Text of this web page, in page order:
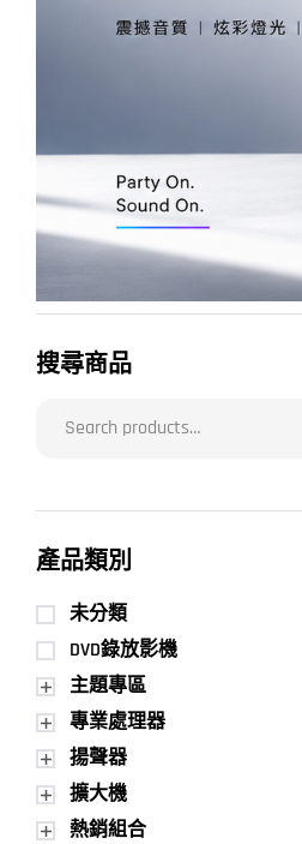
搜尋商品
產品類別
未分類
DVD錄放影機
主題專區
專業處理器
揚聲器
擴大機
熱銷組合